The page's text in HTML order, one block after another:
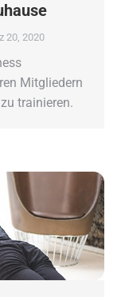
20, 2020
Mitgliedern
trainieren.